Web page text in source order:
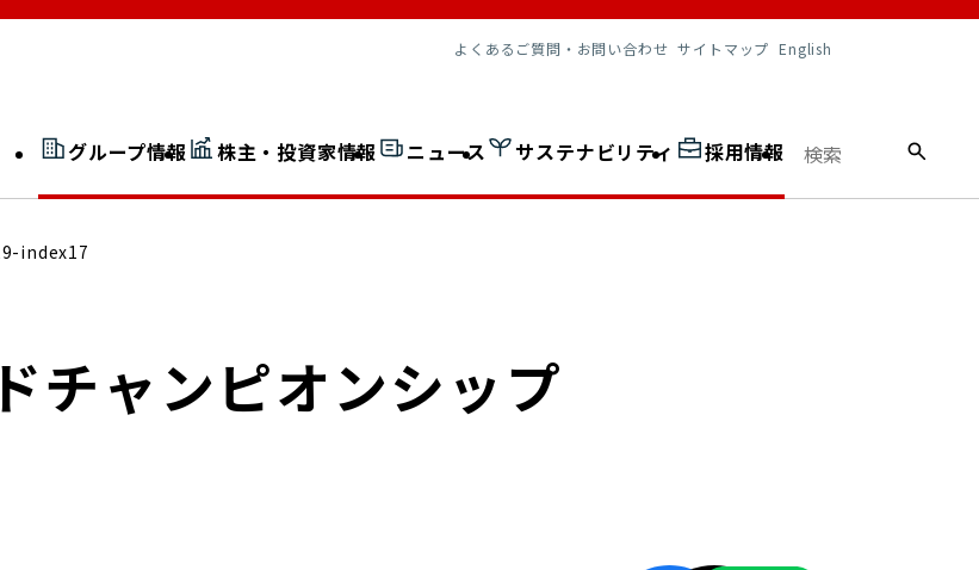
よくあるご質問・お問い合わせ サイトマップ English
グループ情報
信
行委員会
株主・投資家情報 ニュース サステナビリティ
索 外部からの評価
採用情報
index17
チャンピオンシップ